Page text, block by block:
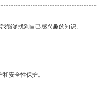
能够找到自己感兴趣的知识。
安全性保护。